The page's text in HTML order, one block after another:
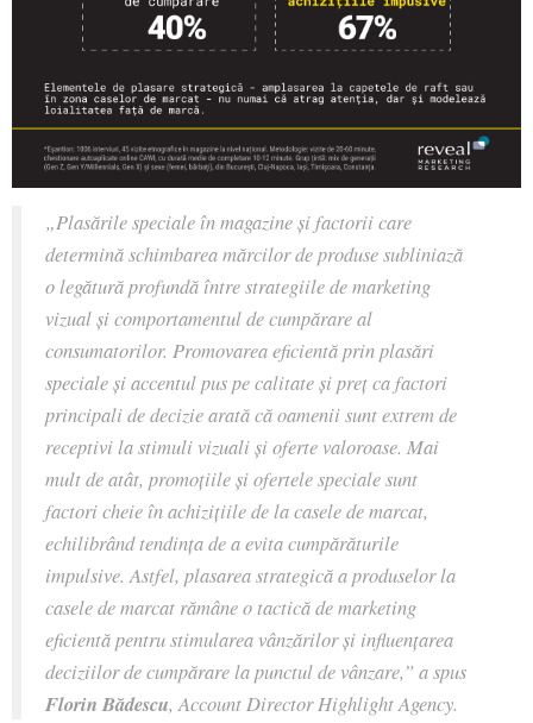
„Plasările speciale în magazine și factorii care
determină schimbarea mărcilor de produse subliniază
o legătură profundă între strategiile de marketing
vizual și comportamentul de cumpărare al
consumatorilor. Promovarea eficientă prin plasări
speciale și accentul pus pe calitate și preț ca factori
principali de decizie arată că oamenii sunt extrem de
receptivi la stimuli vizuali și oferte valoroase. Mai
mult de atât, promoțiile și ofertele speciale sunt
factori cheie în achizițiile de la casele de marcat,
echilibrând tendința de a evita cumpărăturile
impulsive. Astfel, plasarea strategică a produselor la
casele de marcat rămâne o tactică de marketing
eficientă pentru stimularea vânzărilor și influențarea
deciziilor de cumpărare la punctul de vânzare,” a spus
Florin Bădescu, Account Director Highlight Agency.